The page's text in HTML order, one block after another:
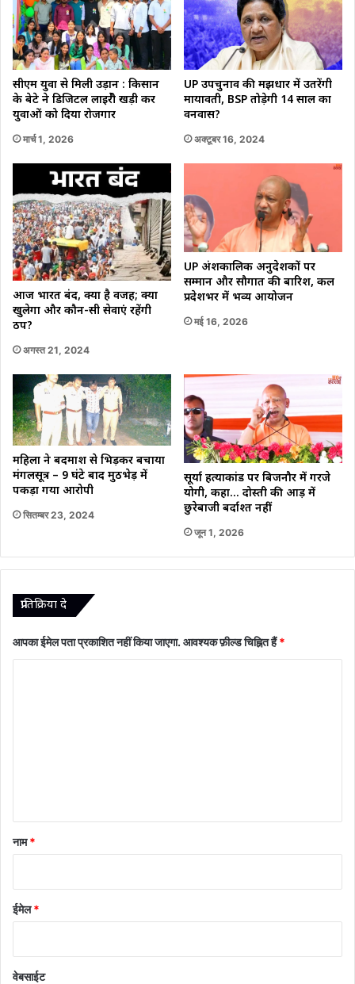
सीएम युवा से मिली उड़ान : किसान
के बेटे ने डिजिटल लाइब्रेरी खड़ी कर
युवाओं को दिया रोजगार
मार्च 1, 2026
UP उपचुनाव की मझधार में उतरेंगी
मायावती, BSP तोड़ेगी 14 साल का
वनवास?
अक्टूबर 16, 2024
आज भारत बंद, क्‍या है वजह; क्‍या
खुलेगा और कौन-सी सेवाएं रहेंगी
ठप?
अगस्त 21, 2024
UP अंशकालिक अनुदेशकों पर
सम्मान और सौगात की बारिश, कल
प्रदेशभर में भव्य आयोजन
मई 16, 2026
महिला ने बदमाश से भिड़कर बचाया
मंगलसूत्र – 9 घंटे बाद मुठभेड़ में
पकड़ा गया आरोपी
सितम्बर 23, 2024
सूर्या हत्याकांड पर बिजनौर में गरजे
योगी, कहा… दोस्ती की आड़ में
छुरेबाजी बर्दाश्त नहीं
जून 1, 2026
प्रातिक्रिया दे
आपका ईमेल पता प्रकाशित नहीं किया जाएगा. आवश्यक फ़ील्ड चिह्नित हैं*
नाम*
ईमेल*
वेबसाईट